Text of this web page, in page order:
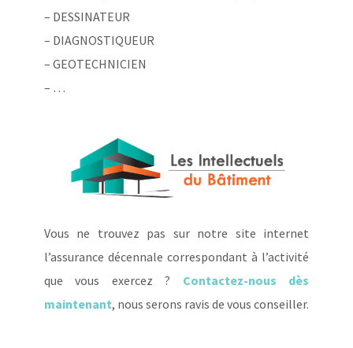
– DESSINATEUR
– DIAGNOSTIQUEUR
– GEOTECHNICIEN
– …
Vous ne trouvez pas sur notre site internet
l’assurance décennale correspondant à l’activité
que vous exercez ? Contactez-nous dès
maintenant, nous serons ravis de vous conseiller.